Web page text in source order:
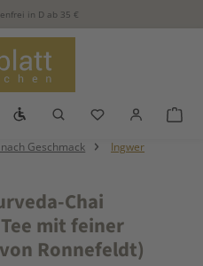
in D ab 35 €
Werkzeugleiste anzeigen
Du hast 0
Geschmack Ingwer
Chai
mit feiner
Ronnefeldt)